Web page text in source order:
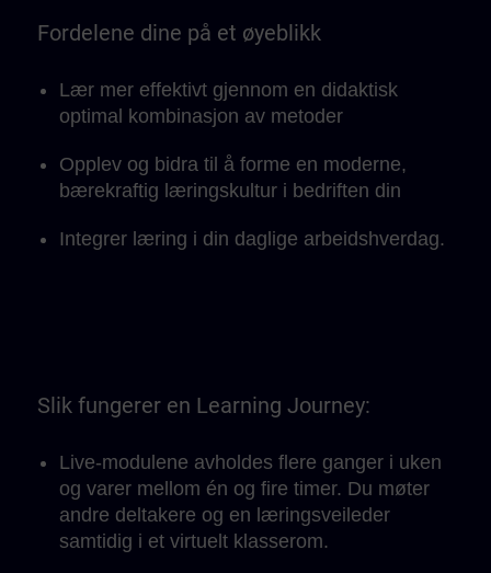
læringstempo.
Fordelene dine på et øyeblikk
Lær mer effektivt gjennom en didaktisk
optimal kombinasjon av metoder
Opplev og bidra til å forme en moderne,
bærekraftig læringskultur i bedriften din
Integrer læring i din daglige arbeidshverdag.
Slik fungerer en Learning Journey:
Live-modulene avholdes flere ganger i uken
og varer mellom én og fire timer. Du møter
andre deltakere og en læringsveileder
samtidig i et virtuelt klasserom.